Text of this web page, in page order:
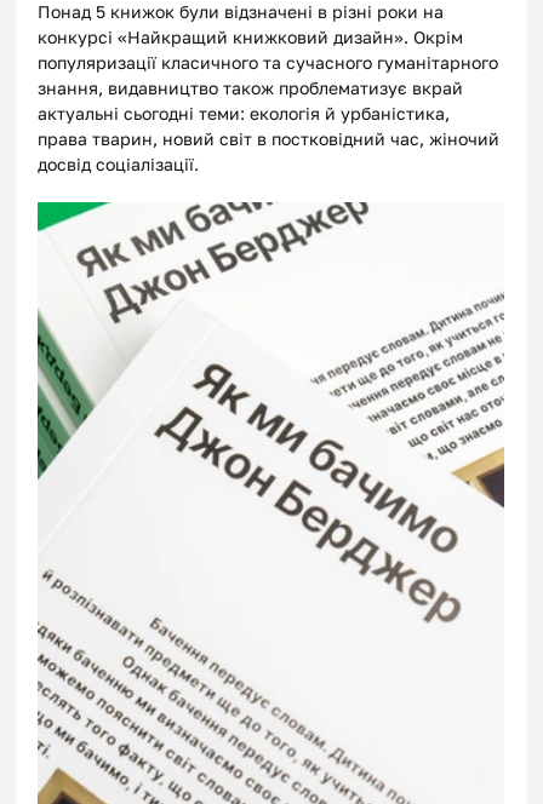
Понад 5 книжок були відзначені в різні роки на
конкурсі «Найкращий книжковий дизайн». Окрім
популяризації класичного та сучасного гуманітарного
знання, видавництво також проблематизує вкрай
актуальні сьогодні теми: екологія й урбаністика,
права тварин, новий світ в постковідний час, жіночий
досвід соціалізації.